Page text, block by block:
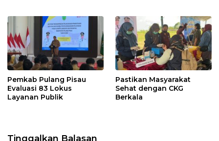
Pemkab Pulang Pisau
Evaluasi 83 Lokus
Layanan Publik
Pastikan Masyarakat
Sehat dengan CKG
Berkala
Tinggalkan Balasan